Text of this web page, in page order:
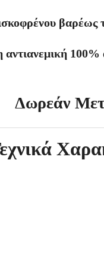
βαρέως
100%
Δωρεάν